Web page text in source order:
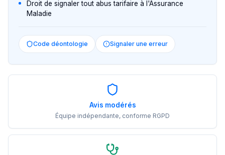
Droit de signaler tout abus tarifaire à l'Assurance
Maladie
Code déontologie Signaler une erreur
Avis modérés
Équipe indépendante, conforme RGPD